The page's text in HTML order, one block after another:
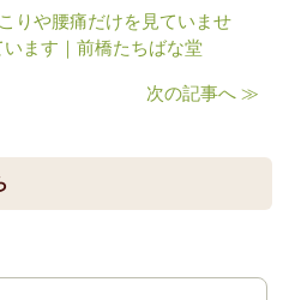
りや腰痛だけを見ていませ
ます｜前橋たちばな堂
次の記事へ ≫